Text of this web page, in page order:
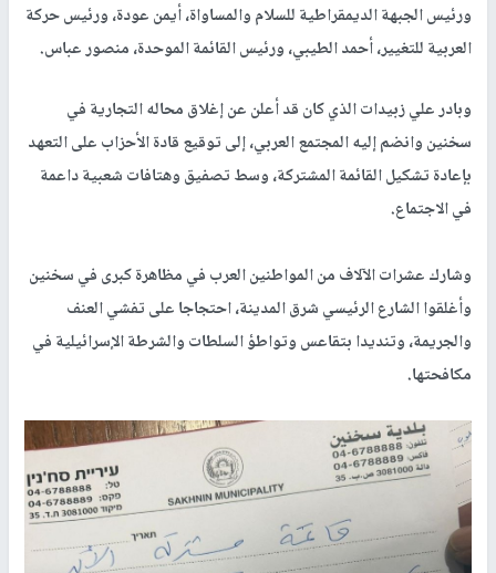
ورئيس الجبهة الديمقراطية للسلام والمساواة، أيمن عودة، ورئيس حركة
العربية للتغيير، أحمد الطيبي، ورئيس القائمة الموحدة، منصور عباس.
وبادر علي زبيدات الذي كان قد أعلن عن إغلاق محاله التجارية في
سخنين وانضم إليه المجتمع العربي، إلى توقيع قادة الأحزاب على التعهد
بإعادة تشكيل القائمة المشتركة، وسط تصفيق وهتافات شعبية داعمة
في الاجتماع.
وشارك عشرات الآلاف من المواطنين العرب في مظاهرة كبرى في سخنين
وأغلقوا الشارع الرئيسي شرق المدينة، احتجاجا على تفشي العنف
والجريمة، وتنديدا بتقاعس وتواطؤ السلطات والشرطة الإسرائيلية في
مكافحتها.